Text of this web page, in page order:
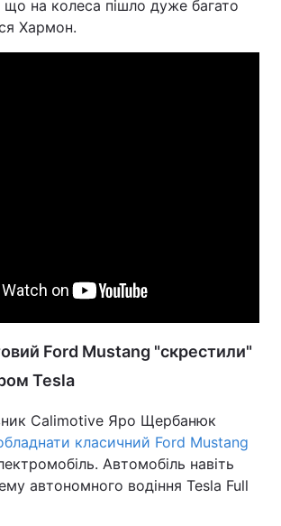
на колеса пішло дуже багато
Хармон.
Ford Mustang "скрестили"
Tesla
Calimotive Яро Щербанюк
класичний Ford Mustang
Автомобіль навіть
автономного водіння Tesla Full